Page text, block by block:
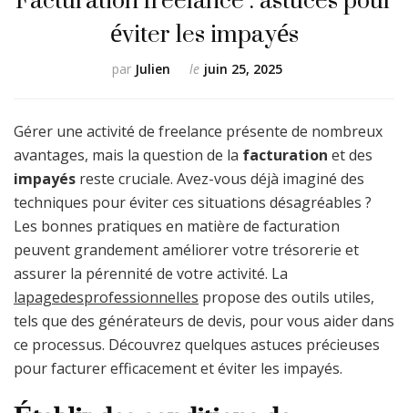
éviter les impayés
par Julien le juin 25, 2025
Gérer une activité de freelance présente de nombreux
avantages, mais la question de la facturation et des
impayés reste cruciale. Avez-vous déjà imaginé des
techniques pour éviter ces situations désagréables ?
Les bonnes pratiques en matière de facturation
peuvent grandement améliorer votre trésorerie et
assurer la pérennité de votre activité. La
lapagedesprofessionnelles propose des outils utiles,
tels que des générateurs de devis, pour vous aider dans
ce processus. Découvrez quelques astuces précieuses
pour facturer efficacement et éviter les impayés.